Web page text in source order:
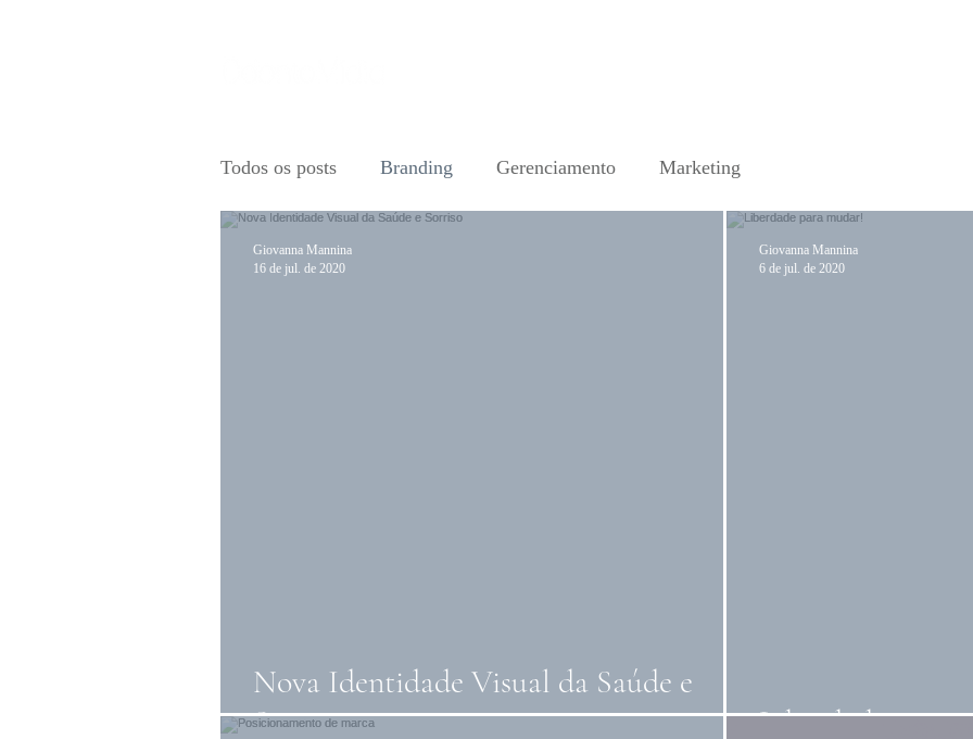
Todos os posts Branding Gerenciamento Marketing
Nova Identidade Visual da Saúde e
Sorriso
Giovanna Mannina
16 de jul. de 2020
Liberdade para
Giovanna Mannina
6 de jul. de 2020